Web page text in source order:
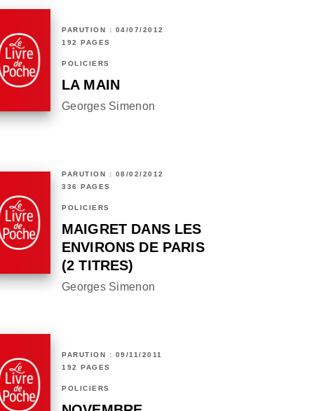
PARUTION : 04/07/2012
192 PAGES
POLICIERS
LA MAIN
Georges Simenon
PARUTION : 08/02/2012
336 PAGES
POLICIERS
MAIGRET DANS LES
ENVIRONS DE PARIS
(2 TITRES)
Georges Simenon
PARUTION : 09/11/2011
192 PAGES
POLICIERS